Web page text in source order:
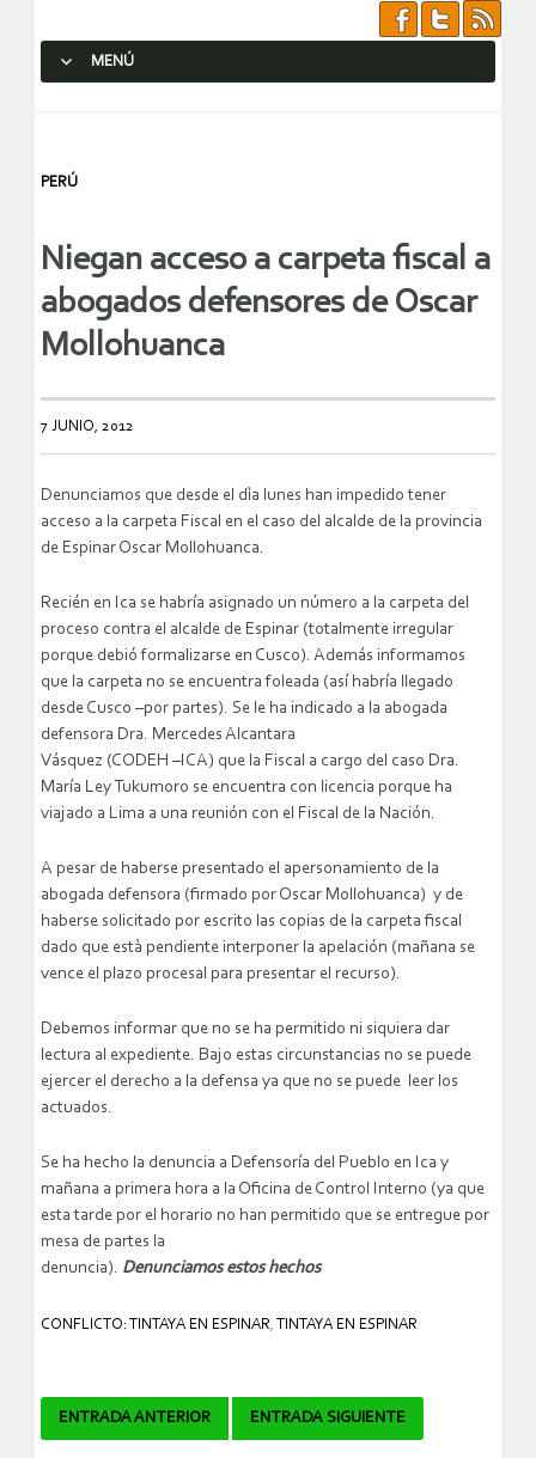
MENÚ
PERÚ
Niegan acceso a carpeta fiscal a
abogados defensores de Oscar
7 JUNIO, 2012
Denunciamos que desde el dìa lunes han impedido tener
acceso a la carpeta Fiscal en el caso del alcalde de la provincia
de Espinar Oscar Mollohuanca.
Recién en Ica se habría asignado un número a la carpeta del
proceso contra el alcalde de Espinar (totalmente irregular
porque debió formalizarse en Cusco). Además informamos
que la carpeta no se encuentra foleada (así habría llegado
desde Cusco –por partes). Se le ha indicado a la abogada
defensora Dra. Mercedes Alcantara
Vásquez (CODEH –ICA) que la Fiscal a cargo del caso Dra.
María Ley Tukumoro se encuentra con licencia porque ha
viajado a Lima a una reunión con el Fiscal de la Nación.
A pesar de haberse presentado el apersonamiento de la
abogada defensora (firmado por Oscar Mollohuanca) y de
haberse solicitado por escrito las copias de la carpeta fiscal
dado que està pendiente interponer la apelación (mañana se
vence el plazo procesal para presentar el recurso).
Debemos informar que no se ha permitido ni siquiera dar
lectura al expediente. Bajo estas circunstancias no se puede
ejercer el derecho a la defensa ya que no se puede leer los
actuados.
Se ha hecho la denuncia a Defensoría del Pueblo en Ica y
mañana a primera hora a la Oficina de Control Interno (ya que
esta tarde por el horario no han permitido que se entregue por
mesa de partes la
denuncia). Denunciamos estos hechos
CONFLICTO: TINTAYA EN ESPINAR, TINTAYA EN ESPINAR
Navegador
ENTRADA ANTERIOR ENTRADA SIGUIENTE